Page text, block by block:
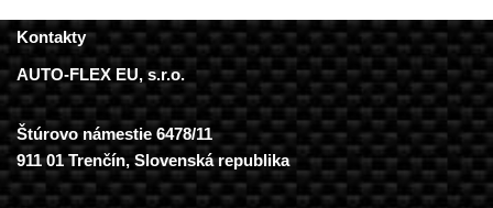
Kontakty
AUTO-FLEX EU, s.r.o.
Štúrovo námestie 6478/11
911 01 Trenčín, Slovenská republika